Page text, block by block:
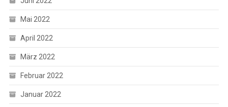
Mai 2022
April 2022
März 2022
Februar 2022
Januar 2022